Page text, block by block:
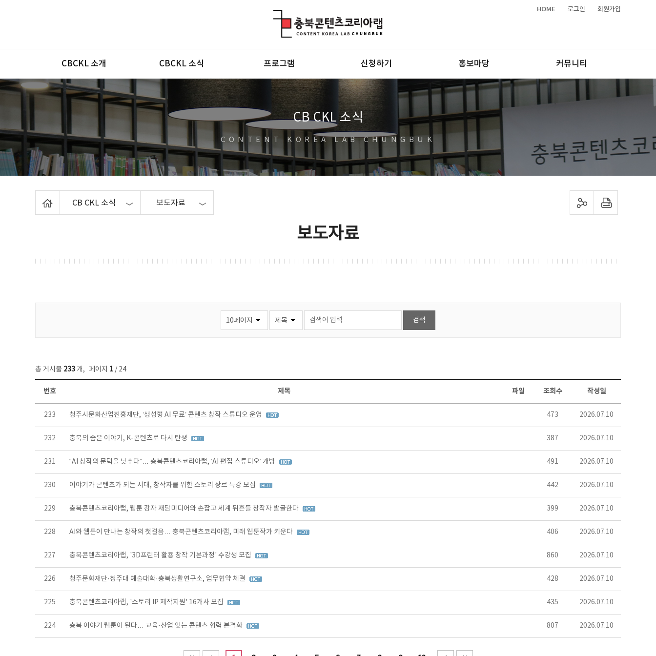
HOME 로그인 회원가입
메뉴
CBCKL 소개 CBCKL 소식 프로그램 신청하기 홍보마당 커뮤니티
CB CKL 소식
CONTENT KOREA LAB CHUNGBUK
CB CKL 소식 보도자료 sns 공유하기 프린트하기
보도자료
총 게시물 233 개, 페이지 1 / 24
보도자료 목록 - 번호, 제목, 작성자, 파일, 조회수, 작성일 정보 제공
번호 제목 파일 조회수 작성일
233 청주시문화산업진흥재단, ‘생성형 AI 무료’ 콘텐츠 창작 스튜디오 운영 473 2026.07.10
232 충북의 숨은 이야기, K-콘텐츠로 다시 탄생 387 2026.07.10
231 “AI 창작의 문턱을 낮추다”… 충북콘텐츠코리아랩, ‘AI 편집 스튜디오’ 개방 491 2026.07.10
230 이야기가 콘텐츠가 되는 시대, 창작자를 위한 스토리 장르 특강 모집 442 2026.07.10
229 충북콘텐츠코리아랩, 웹툰 강자 재담미디어와 손잡고 세계 뒤흔들 창작자 발굴한다 399 2026.07.10
228 AI와 웹툰이 만나는 창작의 첫걸음… 충북콘텐츠코리아랩, 미래 웹툰작가 키운다 406 2026.07.10
227 충북콘텐츠코리아랩, '3D프린터 활용 창작 기본과정' 수강생 모집 860 2026.07.10
226 청주문화재단·청주대 예술대학·충북생활연구소, 업무협약 체결 428 2026.07.10
225 충북콘텐츠코리아랩, '스토리 IP 제작지원' 16개사 모집 435 2026.07.10
224 충북 이야기 웹툰이 된다… 교육·산업 잇는 콘텐츠 협력 본격화 807 2026.07.10